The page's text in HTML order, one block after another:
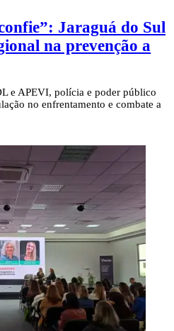
Jaraguá do Sul
na prevenção a
e APEVI, polícia e poder público
no enfrentamento e combate a